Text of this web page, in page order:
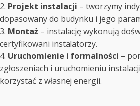
2. Projekt instalacji – tworzymy
dopasowany do budynku i jego
3. Montaż – instalację wykonują
certyfikowani instalatorzy.
4. Uruchomienie i formalności –
zgłoszeniach i uruchomieniu
korzystać z własnej energii.